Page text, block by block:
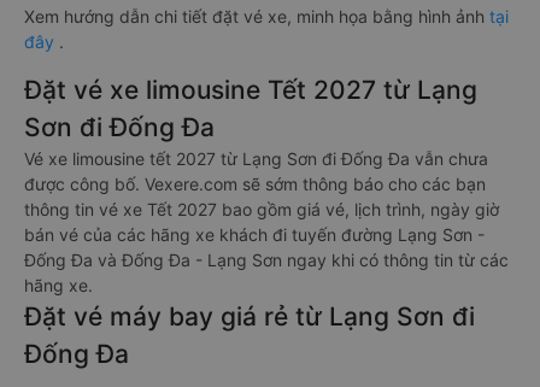
Xem hướng dẫn chi tiết đặt vé xe, minh họa bằng hình ảnh tại
đây .
Đặt vé xe limousine Tết 2027 từ Lạng
Sơn đi Đống Đa
Vé xe limousine tết 2027 từ Lạng Sơn đi Đống Đa vẫn chưa
được công bố. Vexere.com sẽ sớm thông báo cho các bạn
thông tin vé xe Tết 2027 bao gồm giá vé, lịch trình, ngày giờ
bán vé của các hãng xe khách đi tuyến đường Lạng Sơn -
Đống Đa và Đống Đa - Lạng Sơn ngay khi có thông tin từ các
hãng xe.
Đặt vé máy bay giá rẻ từ Lạng Sơn đi
Đống Đa